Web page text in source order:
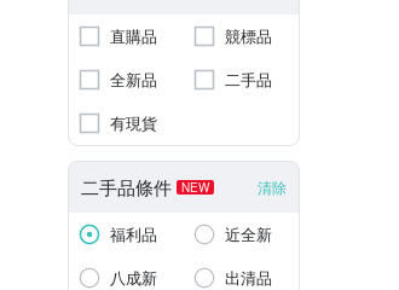
直購品
競標品
全新品
二手品
有現貨
二手品條件 NEW 清除
福利品
近全新
八成新
出清品